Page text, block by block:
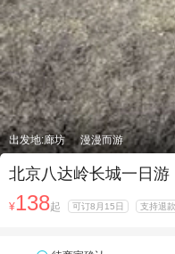
出发地:廊坊 漫漫而游
北京八达岭长城一日游
¥138起 可订8月15日 支持退款